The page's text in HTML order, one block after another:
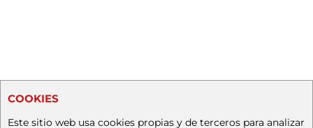
COOKIES
Este sitio web usa cookies propias y de terceros para analizar